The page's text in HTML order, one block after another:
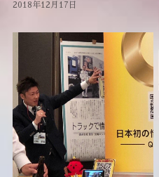
2018年12月17日